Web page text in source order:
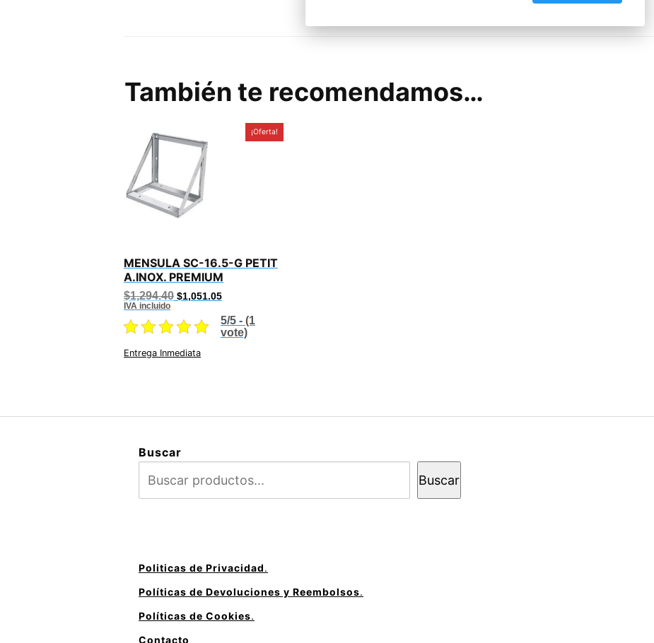
También te recomendamos…
¡Oferta!
MENSULA SC-16.5-G PETIT
A.INOX. PREMIUM
$1,294.40 Original
$1,294.40.
$1,051.05Current
is:
$1,051.05.
IVA incluido
5/5 - (1
vote)
Entrega Inmediata
Buscar
Buscar
Politicas de Privacidad.
Políticas de Devoluciones y Reembolsos.
Políticas de Cookies.
Contacto